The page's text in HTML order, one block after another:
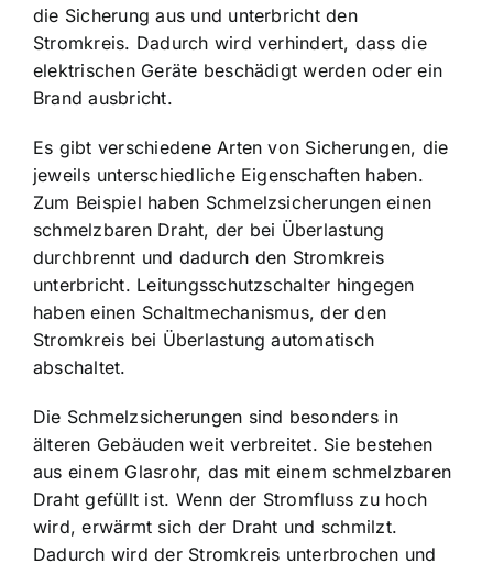
die Sicherung aus und unterbricht den
Stromkreis. Dadurch wird verhindert, dass die
elektrischen Geräte beschädigt werden oder ein
Brand ausbricht.
Es gibt verschiedene Arten von Sicherungen, die
jeweils unterschiedliche Eigenschaften haben.
Zum Beispiel haben Schmelzsicherungen einen
schmelzbaren Draht, der bei Überlastung
durchbrennt und dadurch den Stromkreis
unterbricht. Leitungsschutzschalter hingegen
haben einen Schaltmechanismus, der den
Stromkreis bei Überlastung automatisch
abschaltet.
Die Schmelzsicherungen sind besonders in
älteren Gebäuden weit verbreitet. Sie bestehen
aus einem Glasrohr, das mit einem schmelzbaren
Draht gefüllt ist. Wenn der Stromfluss zu hoch
wird, erwärmt sich der Draht und schmilzt.
Dadurch wird der Stromkreis unterbrochen und